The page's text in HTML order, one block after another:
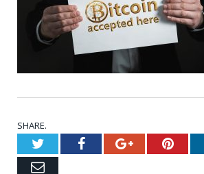
SHARE.
TwitterFacebookGoogle+
Email